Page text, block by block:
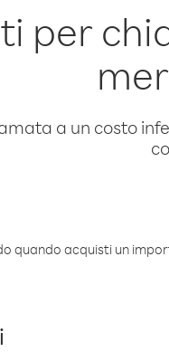
per
a un costo
quando acquisti un